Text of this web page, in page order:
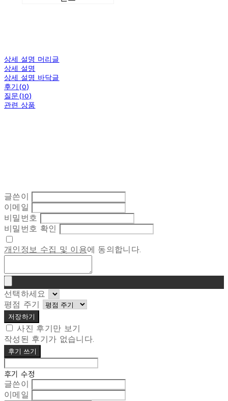
상세 설명 머리글
상세 설명
상세 설명 바닥글
후기(0)
질문(10)
관련 상품
글쓴이
이메일
비밀번호
비밀번호 확인
개인정보 수집 및 이용에 동의합니다.
선택하세요
평점 주기
저장하기
사진 후기만 보기
작성된 후기가 없습니다.
후기 쓰기
후기 수정
글쓴이
이메일